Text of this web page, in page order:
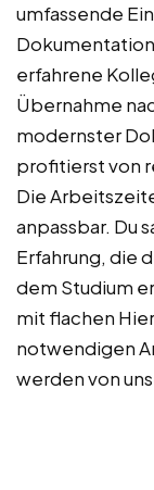
umfassende
erfahrene
Übernahme
modernster
profitierst von
Die
anpassbar. Du
Erfahrung, die
dem Studium
mit flachen
notwendigen
werden von